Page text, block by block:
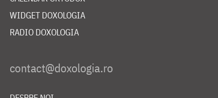
WIDGET DOXOLOGIA
RADIO DOXOLOGIA